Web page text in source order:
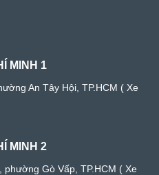
MINH 1
An Tây Hội, TP.HCM ( Xe
MINH 2
Gò Vấp, TP.HCM ( Xe